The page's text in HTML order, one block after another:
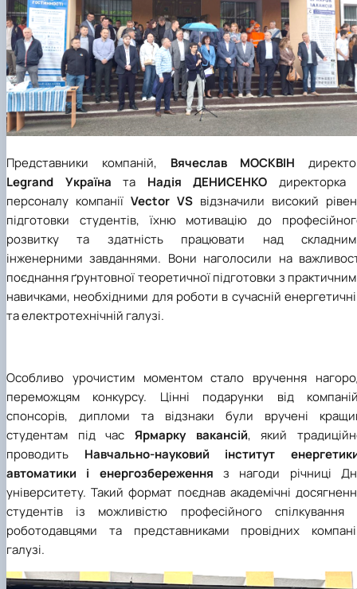
Представники компаній, Вячеслав МОСКВІН
Legrand Україна та Надія ДЕНИСЕНКО
директорка
персоналу компанії Vector VS відзначили високий
підготовки студентів, їхню мотивацію до
розвитку та здатність працювати над
інженерними завданнями. Вони наголосили на
поєднання ґрунтовної теоретичної підготовки з
навичками, необхідними для роботи в сучасній
та електротехнічній галузі.
Особливо урочистим моментом стало вручення
переможцям конкурсу. Цінні подарунки від
спонсорів, дипломи та відзнаки були вручені
студентам під час Ярмарку вакансій, який
проводить Навчально-науковий інститут
автоматики і енергозбереження з нагоди річниці
університету. Такий формат поєднав академічні
студентів із можливістю професійного спілкування
роботодавцями та представниками провідних
галузі.